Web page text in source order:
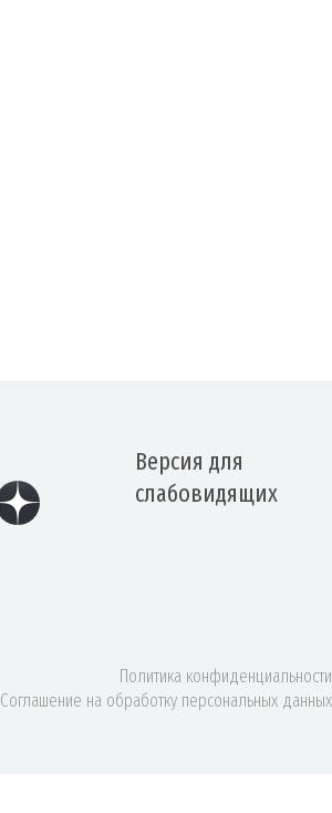
Версия для
слабовидящих
Политика конфиденциальности
Соглашение на обработку персональных данных